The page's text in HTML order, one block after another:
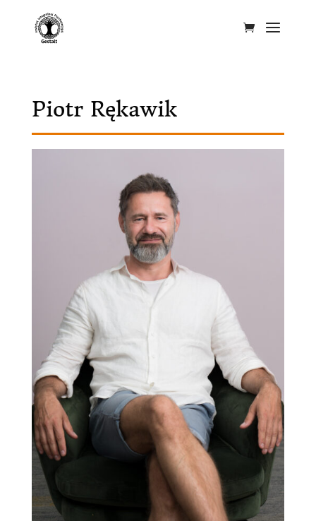
Piotr Rękawik